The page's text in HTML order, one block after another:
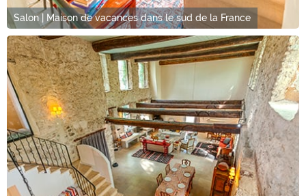
Salon | Maison de vacances dans le sud de la France